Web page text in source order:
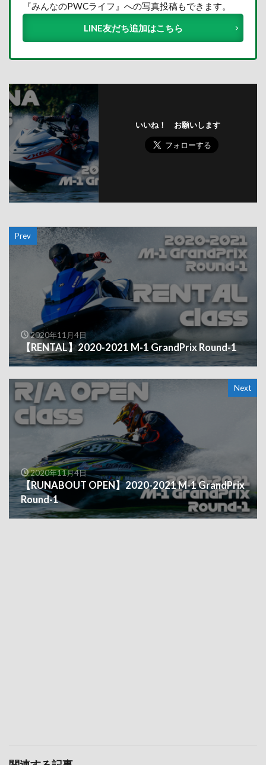
『みんなのPWCライフ』への写真投稿もできます。
LINE友だち追加はこちら
いいね！ お願いします
Prev
2020年11月4日
【RENTAL】2020-2021 M-1 GrandPrix Round-1
Next
2020年11月4日
【RUNABOUT OPEN】2020-2021 M-1 GrandPrix
Round-1